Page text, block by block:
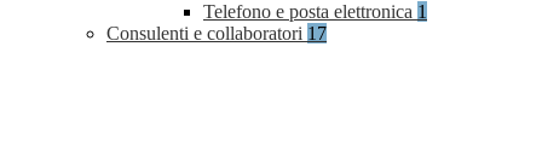
Telefono e posta elettronica 1
Consulenti e collaboratori 17